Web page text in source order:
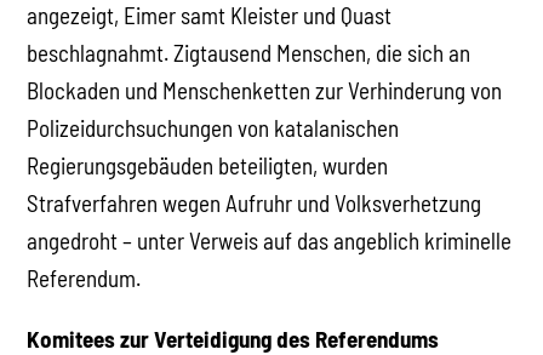
angezeigt, Eimer samt Kleister und Quast
beschlagnahmt. Zigtausend Menschen, die sich an
Blockaden und Menschenketten zur Verhinderung von
Polizeidurchsuchungen von katalanischen
Regierungsgebäuden beteiligten, wurden
Strafverfahren wegen Aufruhr und Volksverhetzung
angedroht – unter Verweis auf das angeblich kriminelle
Referendum.
Komitees zur Verteidigung des Referendums